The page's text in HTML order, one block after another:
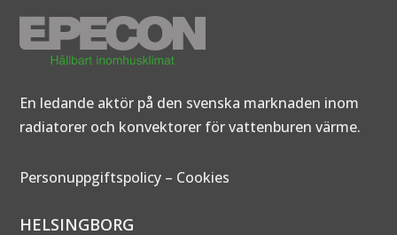
En ledande aktör på den svenska marknaden inom
radiatorer och konvektorer för vattenburen värme.
Personuppgiftspolicy – Cookies
HELSINGBORG